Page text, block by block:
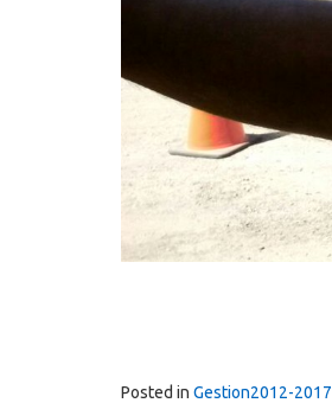
Posted in Gestion2012-2017